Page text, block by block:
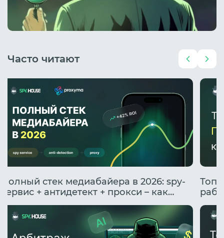
Часто читают
Полный стек медиабайера в 2026: spy-
сервис + антидетект + прокси – как
подружить инструменты